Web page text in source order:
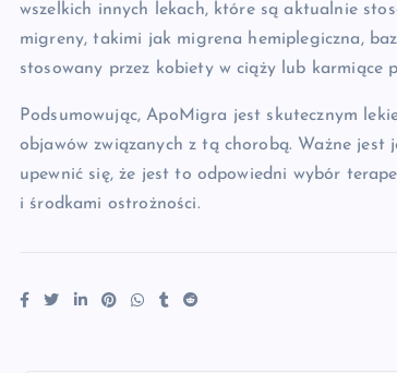
wszelkich innych lekach, które są aktualnie
migreny, takimi jak migrena hemiplegiczna,
stosowany przez kobiety w ciąży lub karmiące
Podsumowując, ApoMigra jest skutecznym
objawów związanych z tą chorobą. Ważne jest
upewnić się, że jest to odpowiedni wybór
i środkami ostrożności.